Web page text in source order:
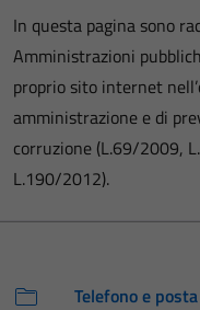
In questa pagina sono
Amministrazioni
proprio sito internet
amministrazione e di
corruzione (L.69/2009,
L.190/2012).
Telefono e